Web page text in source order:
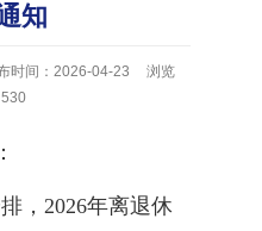
知
时间：2026-04-23
浏览
530
：
， 2026年离退休